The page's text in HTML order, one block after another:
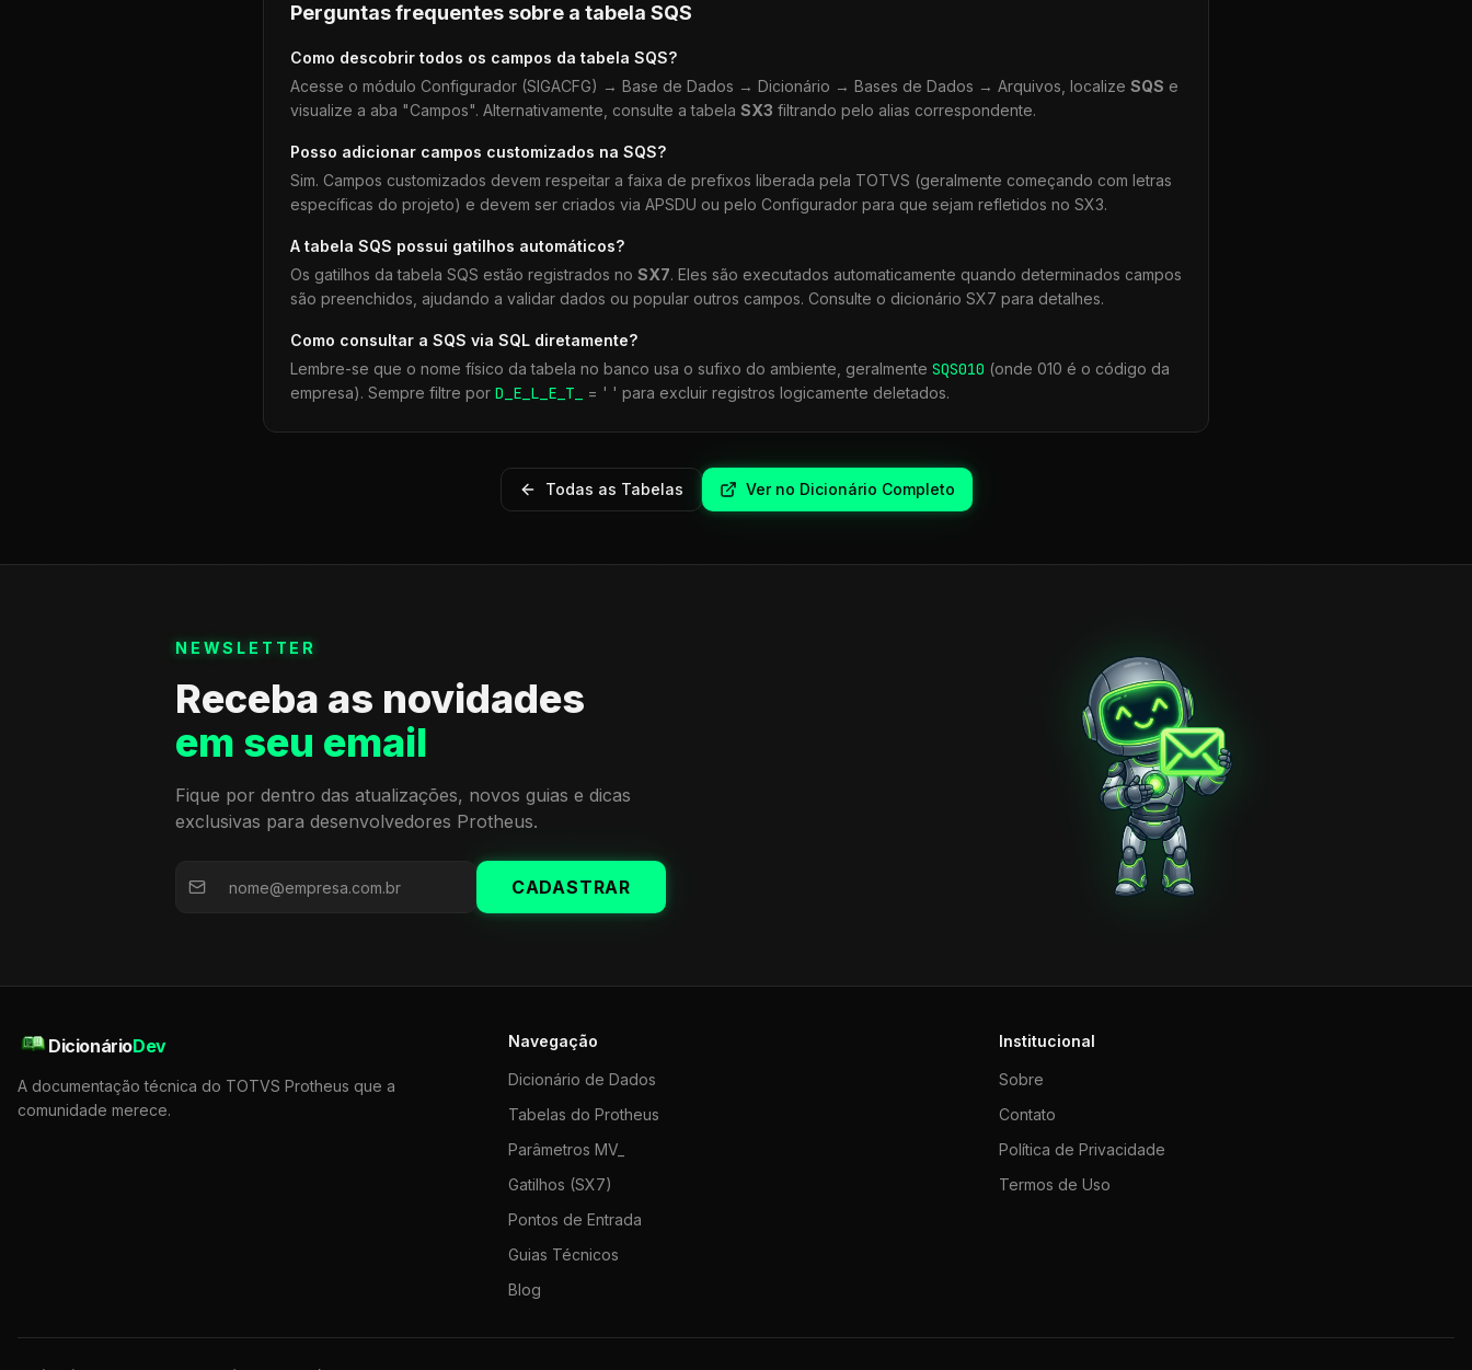
Perguntas frequentes sobre a tabela SQS
Como descobrir todos os campos da tabela SQS?
Acesse o módulo Configurador (SIGACFG) → Base de Dados → Dicionário → Bases de Dados → Arquivos, localize SQS e
visualize a aba "Campos". Alternativamente, consulte a tabela SX3 filtrando pelo alias correspondente.
Posso adicionar campos customizados na SQS?
Sim. Campos customizados devem respeitar a faixa de prefixos liberada pela TOTVS (geralmente começando com letras
específicas do projeto) e devem ser criados via APSDU ou pelo Configurador para que sejam refletidos no SX3.
A tabela SQS possui gatilhos automáticos?
Os gatilhos da tabela SQS estão registrados no SX7. Eles são executados automaticamente quando determinados campos
são preenchidos, ajudando a validar dados ou popular outros campos. Consulte o dicionário SX7 para detalhes.
Como consultar a SQS via SQL diretamente?
Lembre-se que o nome físico da tabela no banco usa o sufixo do ambiente, geralmente SQS010 (onde 010 é o código da
empresa). Sempre filtre por D_E_L_E_T_ = ' ' para excluir registros logicamente deletados.
Todas as Tabelas Ver no Dicionário Completo
NEWSLETTER
Receba as novidades
em seu email
Fique por dentro das atualizações, novos guias e dicas
exclusivas para desenvolvedores Protheus.
CADASTRAR
DicionárioDev
A documentação técnica do TOTVS Protheus que a
comunidade merece.
Navegação
Dicionário de Dados
Tabelas do Protheus
Parâmetros MV_
Gatilhos (SX7)
Pontos de Entrada
Guias Técnicos
Blog
Institucional
Sobre
Contato
Política de Privacidade
Termos de Uso